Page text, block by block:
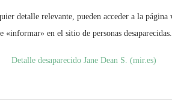
detalle relevante, pueden acceder a la
«informar» en el sitio de personas desaparecidas.
Detalle desaparecido Jane Dean S. (mir.es)